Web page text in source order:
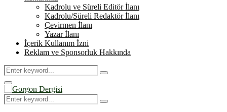
Kadrolu ve Süreli Editör İlanı
Kadrolu/Süreli Redaktör İlanı
Çevirmen İlanı
Yazar İlanı
İçerik Kullanım İzni
Reklam ve Sponsorluk Hakkında
Search
for:
Search
Primary
Menu
Search
for:
Search